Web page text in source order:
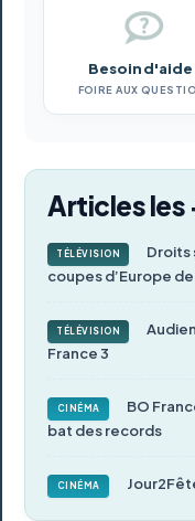
Besoin d'aide
FOIRE AUX
Articles les
TÉLÉVISION
Droits
coupes d’Europe
TÉLÉVISION
France 3
CINÉMA
BO
bat des records
CINÉMA